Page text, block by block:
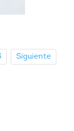
Siguiente